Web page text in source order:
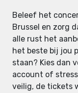
Beleef het
Brussel en zorg
alle rust het
het beste bij jou
staan? Kies dan
account of
veilig, de tickets